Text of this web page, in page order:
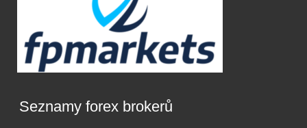
Seznamy forex brokerů